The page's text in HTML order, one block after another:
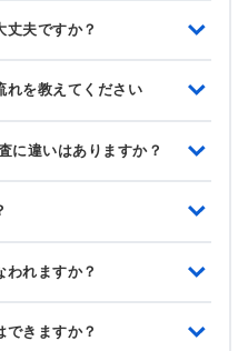
丈夫ですか？
れを教えてください
に違いはありますか？
われますか？
できますか？